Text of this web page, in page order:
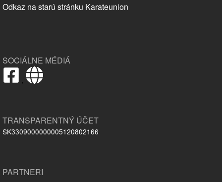
Odkaz na starú stránku Karateunion
SOCIÁLNE MÉDIÁ
,
TRANSPARENTNÝ ÚČET
SK3309000000005120802166
PARTNERI